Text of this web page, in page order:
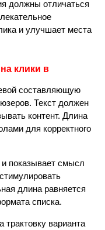
должны отличаться
и улучшает места
клики в
составляющую
Текст должен
контент. Длина
для корректного
показывает смысл
длина равняется
списка.
трактовку варианта